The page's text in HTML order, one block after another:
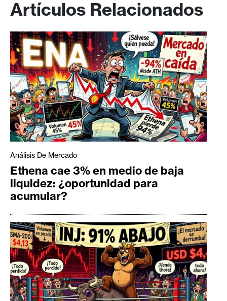
Artículos Relacionados
Análisis De Mercado
Ethena cae 3% en medio de baja
liquidez: ¿oportunidad para
acumular?